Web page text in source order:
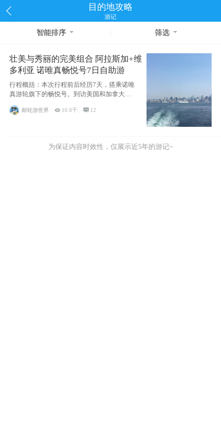
目的地攻略
游记
智能排序 筛选
壮美与秀丽的完美组合 阿拉斯加+维
多利亚 诺唯真畅悦号7日自助游
行程概括：本次行程前后经历7天，搭乘诺唯
真游轮旗下的畅悦号。到访美国和加拿大的4
个州/省：美国华盛顿州
邮轮游世界  10.0千  12
为保证内容时效性，仅展示近5年的游记~